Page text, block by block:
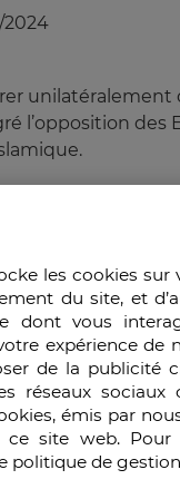
2024
l’opposition
la
que cet été
de dollars
les transports et
.
terrain
les cookies sur
du site, et
dont vous
expérience
de la publicité
réseaux
émis par
ce site web.
politique de